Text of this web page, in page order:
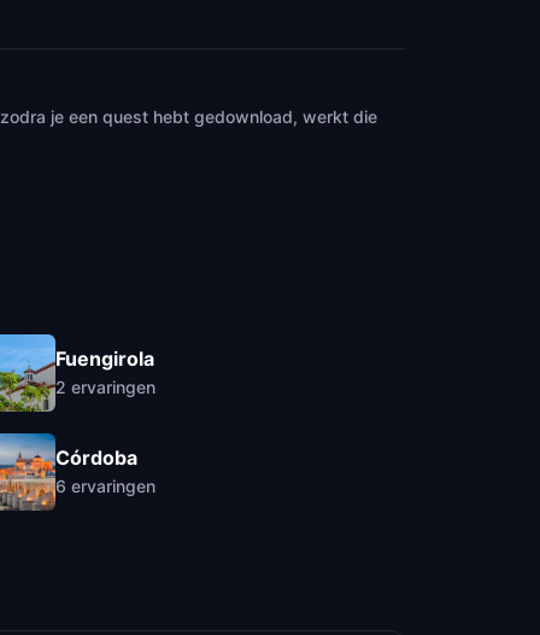
je een quest hebt gedownload, werkt die
Fuengirola
2 ervaringen
Córdoba
6 ervaringen